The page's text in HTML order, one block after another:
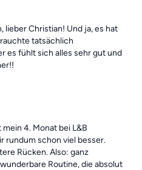
lieber Christian! Und ja, es hat
tatsächlich
es fühlt sich alles sehr gut und
4. Monat bei L&B
rundum schon viel besser.
Rücken. Also: ganz
Routine, die absolut